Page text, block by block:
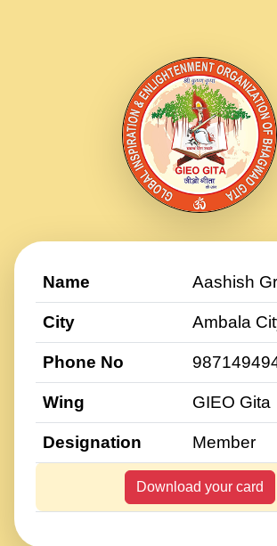
Name Aashish
City Ambala
Phone No
Wing GIEO Gita
Designation Member
Download your card